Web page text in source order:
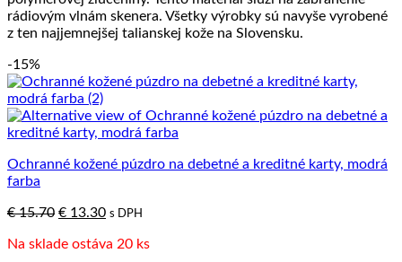
rádiovým vlnám skenera. Všetky výrobky sú navyše vyrobené
z ten najjemnejšej talianskej kože na Slovensku.
-15%
Ochranné kožené púzdro na debetné a kreditné karty, modrá
farba
€15.70 Pôvodná
bola:
€ 13.30Aktuálna
je:
s DPH
Na sklade ostáva 20 ks